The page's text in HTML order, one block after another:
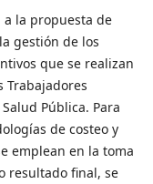
la propuesta de
gestión de los
que se realizan
Trabajadores
Pública. Para
de costeo y
emplean en la toma
resultado final, se